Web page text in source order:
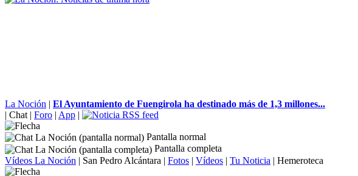
La Noción | El Ayuntamiento de Fuengirola ha destinado más de 1,3 millones...
| Chat | Foro | App |
Pantalla normal
Pantalla completa
Vídeos La Noción | San Pedro Alcántara | Fotos | Vídeos | Tu Noticia | Hemeroteca